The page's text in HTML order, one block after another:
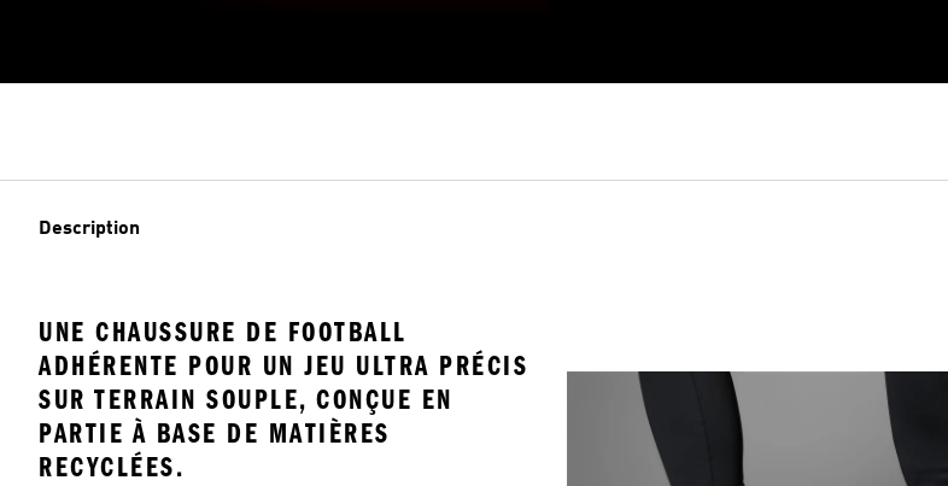
Description
UNE CHAUSSURE DE FOOTBALL
ADHÉRENTE POUR UN JEU ULTRA PRÉCIS
SUR TERRAIN SOUPLE, CONÇUE EN
PARTIE À BASE DE MATIÈRES
RECYCLÉES.